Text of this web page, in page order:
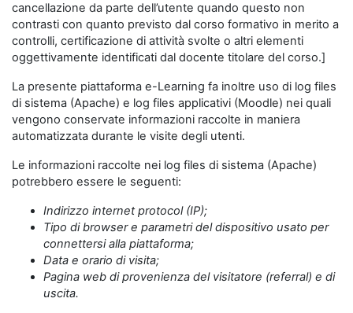
cancellazione da parte dell’utente quando questo non
contrasti con quanto previsto dal corso formativo in merito a
controlli, certificazione di attività svolte o altri elementi
oggettivamente identificati dal docente titolare del corso.]
La presente piattaforma e-Learning fa inoltre uso di log files
di sistema (Apache) e log files applicativi (Moodle) nei quali
vengono conservate informazioni raccolte in maniera
automatizzata durante le visite degli utenti.
Le informazioni raccolte nei log files di sistema (Apache)
potrebbero essere le seguenti:
Indirizzo internet protocol (IP);
Tipo di browser e parametri del dispositivo usato per
connettersi alla piattaforma;
Data e orario di visita;
Pagina web di provenienza del visitatore (referral) e di
uscita.